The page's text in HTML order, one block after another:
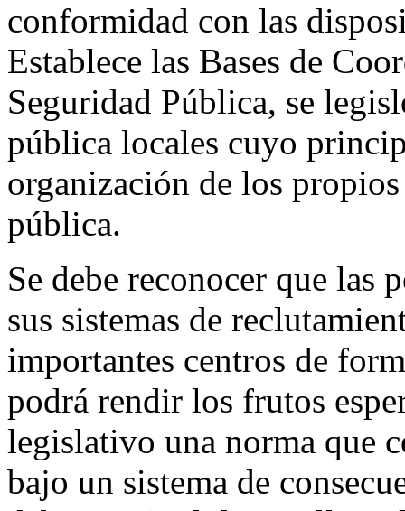
conformidad con las
Establece las Bases de
Seguridad Pública, se
pública locales cuyo
organización de los
pública.
Se debe reconocer que las
sus sistemas de
importantes centros de
podrá rendir los frutos
legislativo una norma que
bajo un sistema de